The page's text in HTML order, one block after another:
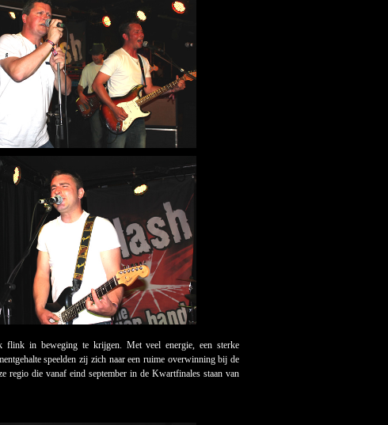
in beweging te krijgen. Met veel energie, een sterke
speelden zij zich naar een ruime overwinning bij de
regio die vanaf eind september in de Kwartfinales staan van